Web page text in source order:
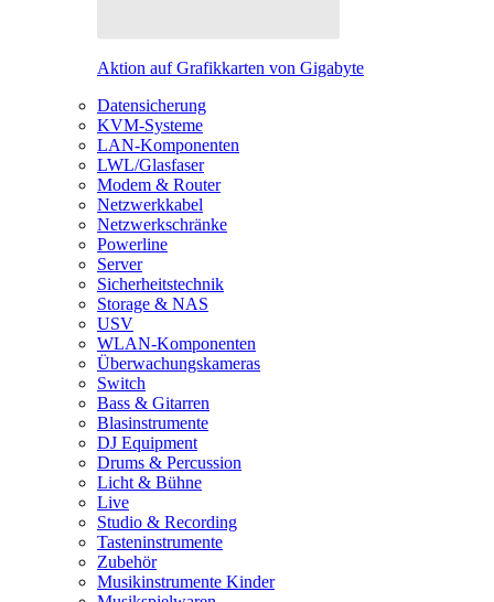
Aktion auf Grafikkarten von Gigabyte
Datensicherung
KVM-Systeme
LAN-Komponenten
LWL/Glasfaser
Modem & Router
Netzwerkkabel
Netzwerkschränke
Powerline
Server
Sicherheitstechnik
Storage & NAS
USV
WLAN-Komponenten
Überwachungskameras
Switch
Bass & Gitarren
Blasinstrumente
DJ Equipment
Drums & Percussion
Licht & Bühne
Live
Studio & Recording
Tasteninstrumente
Zubehör
Musikinstrumente Kinder